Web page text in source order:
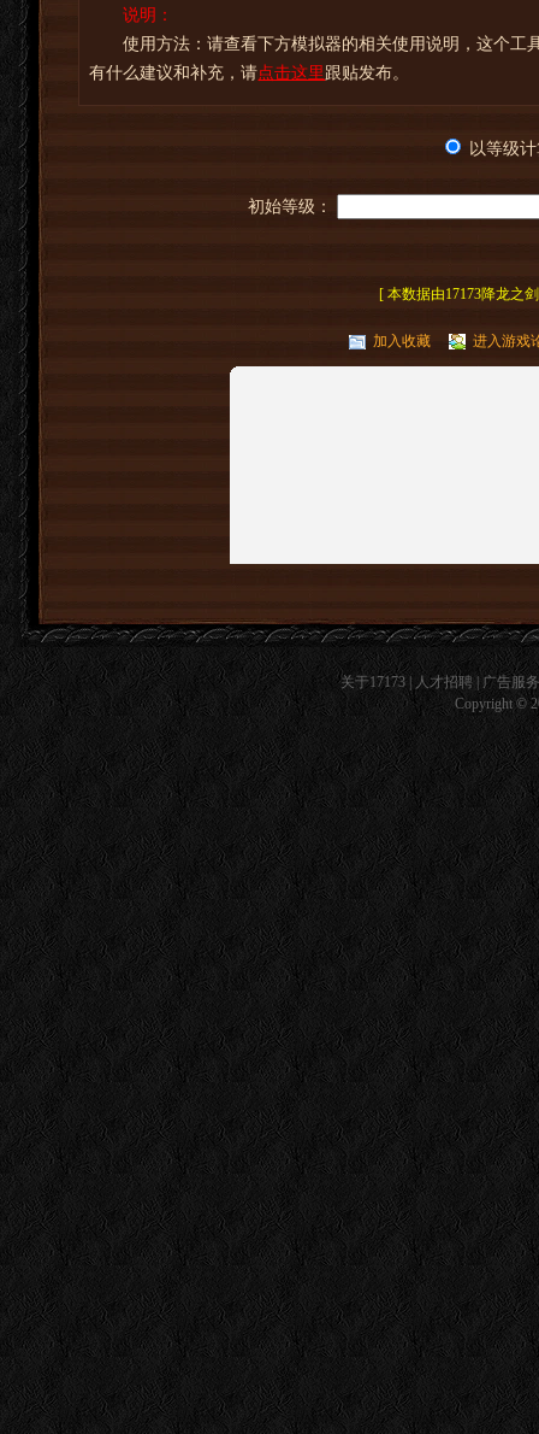
说明：
使用方法：请查看下方模拟器的相关使用说明，这个工
有什么建议和补充，请点击这里 跟贴发布。
以等级
初始等级：
[ 本数据由17173降龙之
加入收藏 进入游戏
关于17173 人才招聘
广告服务
Copyright ©